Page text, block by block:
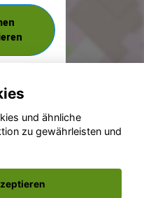
2020 - 2026
und ähnliche
zu gewährleisten und